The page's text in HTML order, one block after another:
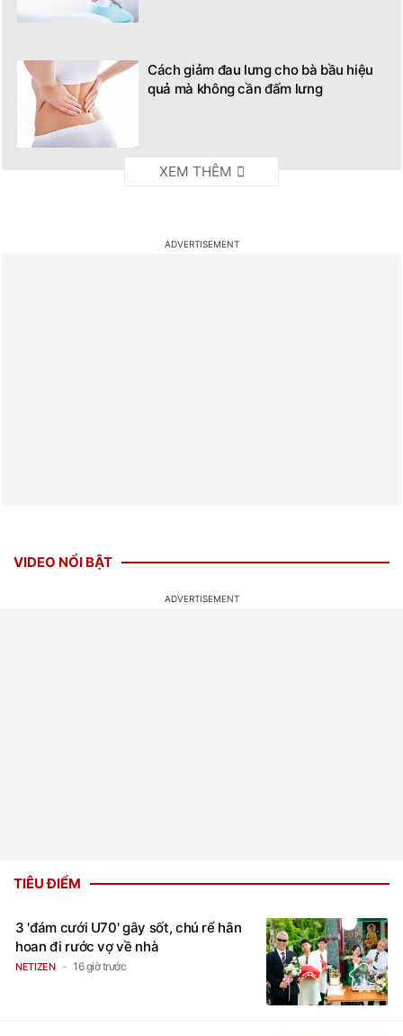
Cách giảm đau lưng cho bà bầu hiệu
quả mà không cần đấm lưng
VIDEO NỔI BẬT
TIÊU ĐIỂM
3 'đám cưới U70' gây sốt, chú rể hân
hoan đi rước vợ về nhà
NETIZEN 16 giờ trước